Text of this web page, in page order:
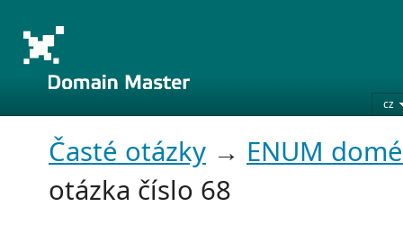
cz
Časté otázky → ENUM
otázka číslo 68